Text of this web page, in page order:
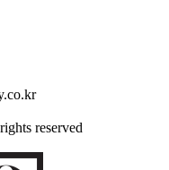
reserved